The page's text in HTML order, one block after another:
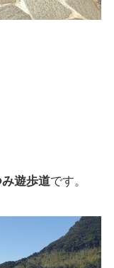
遊歩道です。